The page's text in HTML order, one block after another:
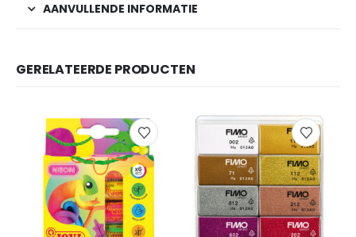
AANVULLENDE INFORMATIE
GERELATEERDE PRODUCTEN